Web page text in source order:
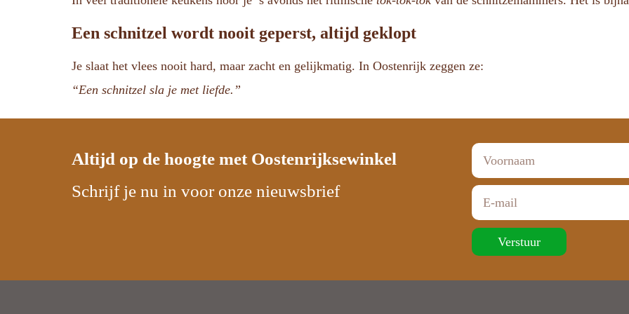
Een schnitzel wordt nooit geperst, altijd geklopt
Je slaat het vlees nooit hard, maar zacht en gelijkmatig. In Oostenrijk zeggen ze:
“Een schnitzel sla je met liefde.”
Altijd op de hoogte met Oostenrijksewinkel
Schrijf je nu in voor onze nieuwsbrief
Verstuur